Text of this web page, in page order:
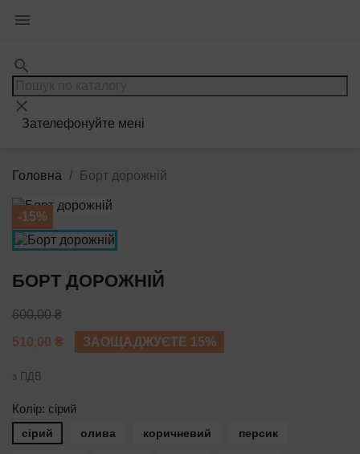

search
clear
Зателефонуйте мені
Головна Борт дорожній
-15%
БОРТ ДОРОЖНІЙ
600,00 ₴
510,00 ₴
ЗАОЩАДЖУЄТЕ 15%
з ПДВ
Колір: сірий
сірий олива коричневий персик